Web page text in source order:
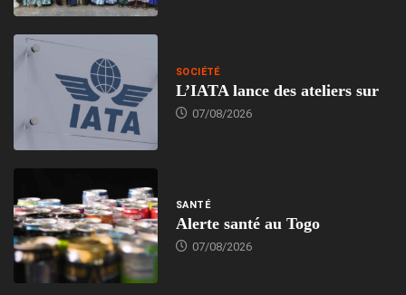
SOCIÉTÉ
L’IATA lance des ateliers sur
07/08/2026
SANTÉ
Alerte santé au Togo
07/08/2026